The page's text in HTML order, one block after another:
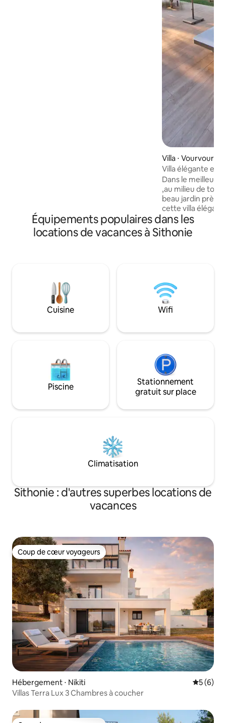
Villa ⋅ Vourvourou
Villa élégante en
Dans le meilleur
,au milieu de tout
beau jardin près
cette villa
rénovée. La
depuis la villa.
et plages
couverts de
la meilleure
et goût. Cher
paradis estival. Il
Équipements populaires dans les
locations de vacances à Sithonie
Cuisine Wifi
Piscine
Stationnement
gratuit sur place
Climatisation
Sithonie : d'autres superbes locations de
vacances
Coup de cœur voyageurs
Coup de cœur voyageurs
Hébergement ⋅ Nikiti
5 (6)
Villas Terra Lux 3 Chambres à coucher